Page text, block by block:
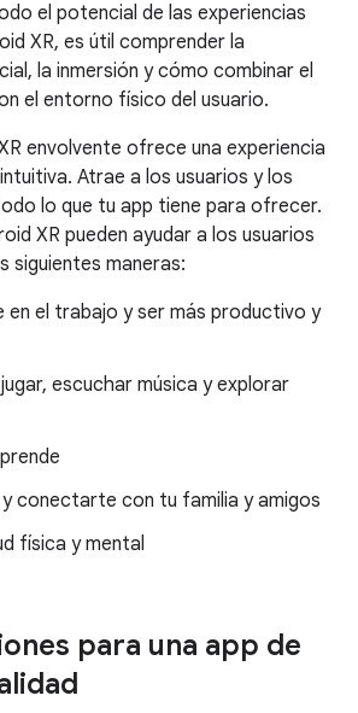
el potencial de las experiencias
XR, es útil comprender la
la inmersión y cómo combinar el
el entorno físico del usuario.
envolvente ofrece una experiencia
Atrae a los usuarios y los
lo que tu app tiene para ofrecer.
XR pueden ayudar a los usuarios
siguientes maneras:
el trabajo y ser más productivo y
escuchar música y explorar
conectarte con tu familia y amigos
física y mental
para una app de